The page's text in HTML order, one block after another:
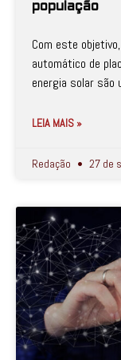
população
Com este
automático de
energia solar são
LEIA MAIS »
Redação 27 de